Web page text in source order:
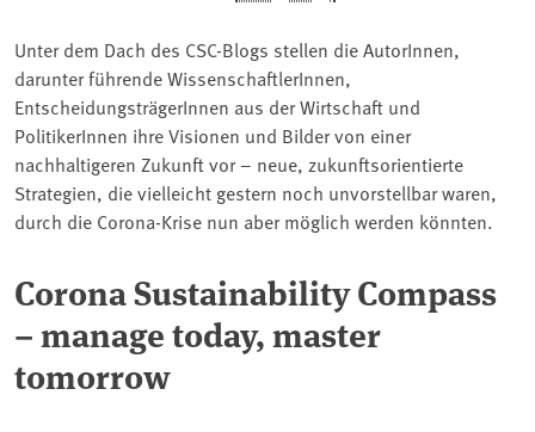
Unter dem Dach des CSC-Blogs stellen die AutorInnen,
darunter führende WissenschaftlerInnen,
EntscheidungsträgerInnen aus der Wirtschaft und
PolitikerInnen ihre Visionen und Bilder von einer
nachhaltigeren Zukunft vor – neue, zukunftsorientierte
Strategien, die vielleicht gestern noch unvorstellbar waren,
durch die Corona-Krise nun aber möglich werden könnten.
Corona Sustainability Compass
– manage today, master
tomorrow